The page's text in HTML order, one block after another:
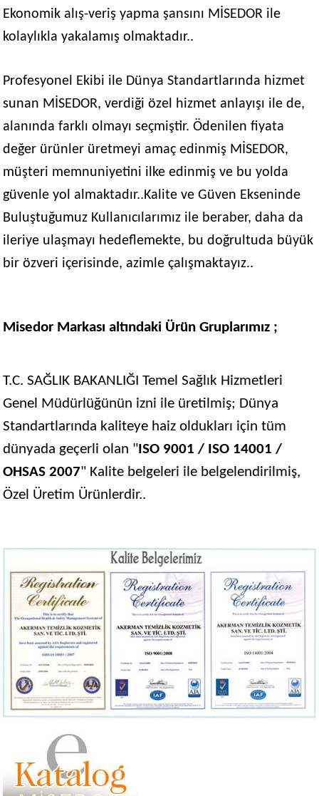
Ekonomik alış-veriş yapma şansını MİSEDOR ile
kolaylıkla yakalamış olmaktadır..
Profesyonel Ekibi ile Dünya Standartlarında hizmet
sunan MİSEDOR, verdiği özel hizmet anlayışı ile de,
alanında farklı olmayı seçmiştir. Ödenilen fiyata
değer ürünler üretmeyi amaç edinmiş MİSEDOR,
müşteri memnuniyetini ilke edinmiş ve bu yolda
güvenle yol almaktadır..Kalite ve Güven Ekseninde
Buluştuğumuz Kullanıcılarımız ile beraber, daha da
ileriye ulaşmayı hedeflemekte, bu doğrultuda büyük
bir özveri içerisinde, azimle çalışmaktayız..
Misedor Markası altındaki Ürün Gruplarımız ;
T.C. SAĞLIK BAKANLIĞI Temel Sağlık Hizmetleri
Genel Müdürlüğünün izni ile üretilmiş; Dünya
Standartlarında kaliteye haiz oldukları için tüm
dünyada geçerli olan "ISO 9001 / ISO 14001 /
OHSAS 2007" Kalite belgeleri ile belgelendirilmiş,
Özel Üretim Ürünlerdir..